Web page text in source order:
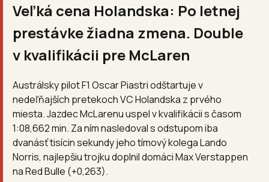
Veľká cena Holandska: Po letnej
prestávke žiadna zmena. Double
v kvalifikácii pre McLaren
Austrálsky pilot F1 Oscar Piastri odštartuje v
nedeľňajších pretekoch VC Holandska z prvého
miesta. Jazdec McLarenu uspel v kvalifikácii s časom
1:08,662 min. Za ním nasledoval s odstupom iba
dvanásť tisícin sekundy jeho tímový kolega Lando
Norris, najlepšiu trojku doplnil domáci Max Verstappen
na Red Bulle (+0,263).